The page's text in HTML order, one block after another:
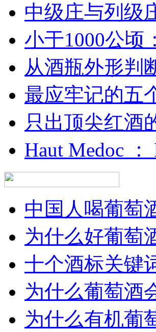
中级庄与列级
小于1000公顷
从酒瓶外形判
最应牢记的五
只出顶尖红酒
Haut Medoc ：
中国人喝葡萄
为什么好葡萄
十个酒标关键
为什么葡萄酒
为什么有机葡